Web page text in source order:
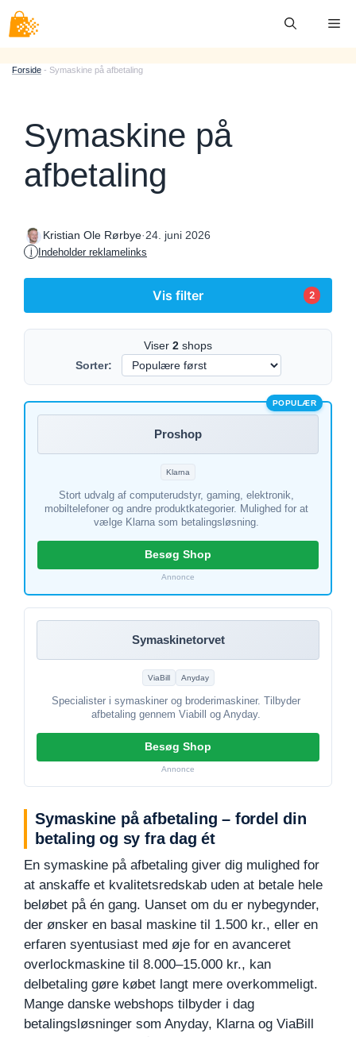
Hop
til
Forside - Symaskine på afbetaling
Symaskine på
afbetaling
Kristian Ole Rørbye·24. juni 2026
i Indeholder reklamelinks
Vis filter 2
Viser 2 shops
Sorter:
POPULÆR
Proshop
Klarna
Stort udvalg af computerudstyr, gaming, elektronik,
mobiltelefoner og andre produktkategorier. Mulighed for at
vælge Klarna som betalingsløsning.
Besøg Shop
Annonce
Symaskinetorvet
ViaBill Anyday
Specialister i symaskiner og broderimaskiner. Tilbyder
afbetaling gennem Viabill og Anyday.
Besøg Shop
Annonce
Symaskine på afbetaling – fordel din
betaling og sy fra dag ét
En symaskine på afbetaling giver dig mulighed for
at anskaffe et kvalitetsredskab uden at betale hele
beløbet på én gang. Uanset om du er nybegynder,
der ønsker en basal maskine til 1.500 kr., eller en
erfaren syentusiast med øje for en avanceret
overlockmaskine til 8.000–15.000 kr., kan
delbetaling gøre købet langt mere overkommeligt.
Mange danske webshops tilbyder i dag
betalingsløsninger som Anyday, Klarna og ViaBill